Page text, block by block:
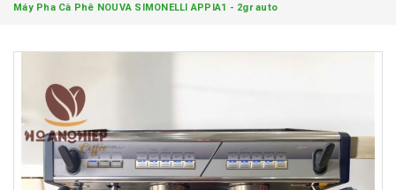
Máy Pha Cà Phê NOUVA SIMONELLI APPIA1 - 2gr auto